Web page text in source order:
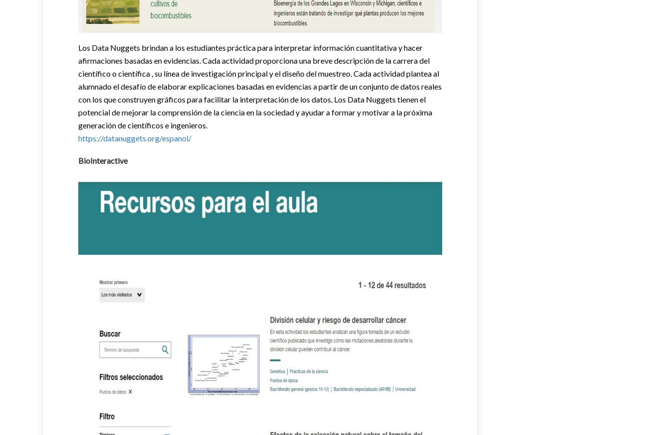
Los Data Nuggets brindan a los estudiantes práctica para interpretar información cuantitativa y hacer
afirmaciones basadas en evidencias. Cada actividad proporciona una breve descripción de la carrera del
científico o científica , su línea de investigación principal y el diseño del muestreo. Cada actividad plantea al
alumnado el desafío de elaborar explicaciones basadas en evidencias a partir de un conjunto de datos reales
con los que construyen gráficos para facilitar la interpretación de los datos. Los Data Nuggets tienen el
potencial de mejorar la comprensión de la ciencia en la sociedad y ayudar a formar y motivar a la próxima
generación de científicos e ingenieros.
https://datanuggets.org/espanol/
BioInteractive